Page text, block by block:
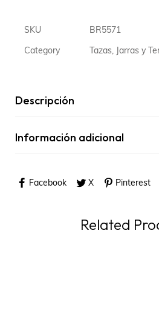
SKU BR5571
Category Tazas, Jarras y
Descripción
Información adicional
Facebook X Pinterest
Related